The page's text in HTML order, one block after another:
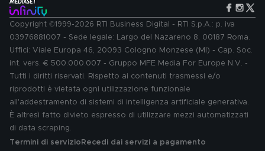
Copyright ©1999-2026 RTI Business Digital - RTI S.p.A.: p. iva
03976881007 - Sede legale: Largo del Nazareno 8, 00187 Roma.
Uffici: Viale Europa 46, 20093 Cologno Monzese (MI) - Cap. Soc.
int. vers. € 500.000.007 - Gruppo MFE Media For Europe N.V. -
Tutti i diritti riservati. Rispetto ai contenuti trasmessi e/o
riprodotti è vietata ogni utilizzazione funzionale
all'addestramento di sistemi di intelligenza artificiale generativa.
È altresì fatto divieto espresso di utilizzare mezzi automatizzati
di data scraping.
Termini di servizio Recedi dai servizi a pagamento